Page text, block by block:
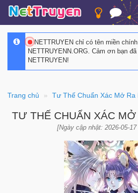
NETTRUYEN chỉ có tên miền
NETTRUYENN.ORG. Cảm ơn bạn
NETTRUYEN!
Trang chủ Tư Thế Chuẩn Xác Mở Ra
TƯ THẾ CHUẨN XÁC
[Ngày cập nhật: 2026-05-